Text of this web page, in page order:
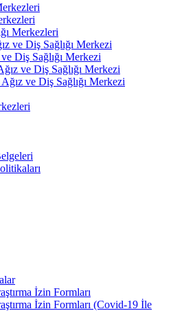
Merkezleri
ve Diş Sağlığı Merkezi
Diş Sağlığı Merkezi
ve Diş Sağlığı Merkezi
ve Diş Sağlığı Merkezi
İzin Formları
İzin Formları (Covid-19 İle